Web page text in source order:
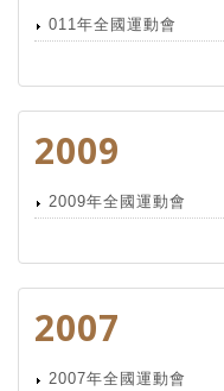
011年全國運動會
2009
2009年全國運動會
2007
2007年全國運動會